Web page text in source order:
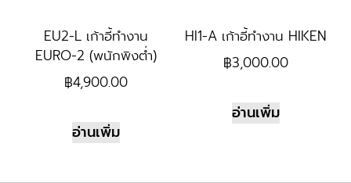
EU2-L เก้าอี้ทำงาน
EURO-2 (พนักพิงต่ำ)
฿4,900.00
อ่านเพิ่ม
HI1-A เก้าอี้ทำงาน HIKEN
฿3,000.00
อ่านเพิ่ม